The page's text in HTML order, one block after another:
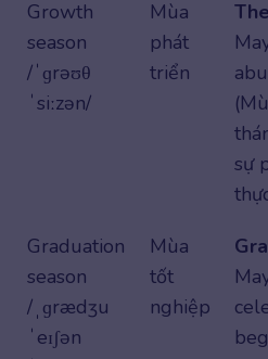
Growth
season
/ˈɡrəʊθ
ˈsiːzən/
Mùa
phát
triển
sự
Graduation
season
/ˌɡrædʒu
ˈeɪʃən
Mùa
tốt
nghiệp